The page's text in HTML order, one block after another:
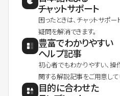
チャットサポート
困ったときは、チャットサポ
疑問を解消できます。
豊富でわかりやすい
ヘルプ記事
初心者でもわかりやすい、操
関する解説記事をご用意して
目的に合わせた